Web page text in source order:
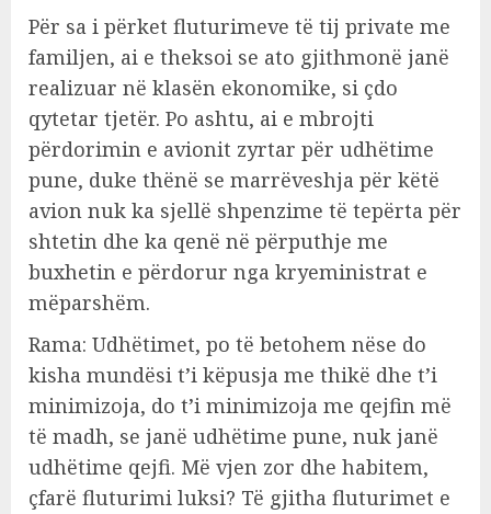
Për sa i përket fluturimeve të tij private me
familjen, ai e theksoi se ato gjithmonë janë
realizuar në klasën ekonomike, si çdo
qytetar tjetër. Po ashtu, ai e mbrojti
përdorimin e avionit zyrtar për udhëtime
pune, duke thënë se marrëveshja për këtë
avion nuk ka sjellë shpenzime të tepërta për
shtetin dhe ka qenë në përputhje me
buxhetin e përdorur nga kryeministrat e
mëparshëm.
Rama: Udhëtimet, po të betohem nëse do
kisha mundësi t’i këpusja me thikë dhe t’i
minimizoja, do t’i minimizoja me qejfin më
të madh, se janë udhëtime pune, nuk janë
udhëtime qejfi. Më vjen zor dhe habitem,
çfarë fluturimi luksi? Të gjitha fluturimet e